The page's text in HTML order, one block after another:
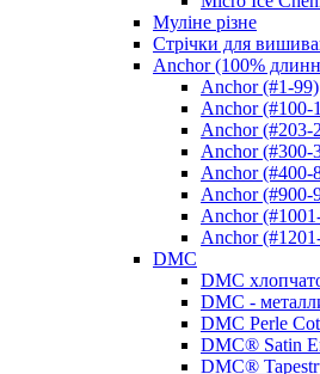
Муліне різне
Стрічки для
Anchor (100%
Anchor (#1-99)
Anchor (#100-
Anchor (#203-
Anchor (#300-
Anchor (#400-
Anchor (#900-
Anchor
Anchor
DMC
DMC
DMC -
DMC Perle
DMC® Satin
DMC®